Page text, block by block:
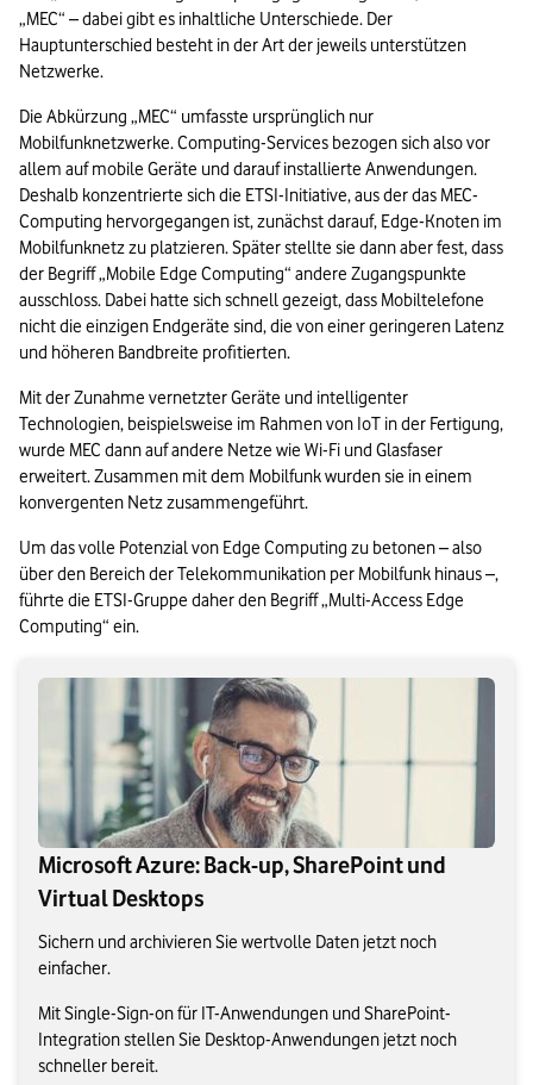
„MEC“ – dabei gibt es inhaltliche Unterschiede. Der
Hauptunterschied besteht in der Art der jeweils unterstützen
Netzwerke.
Die Abkürzung „MEC“ umfasste ursprünglich nur
Mobilfunknetzwerke. Computing-Services bezogen sich also vor
allem auf mobile Geräte und darauf installierte Anwendungen.
Deshalb konzentrierte sich die ETSI-Initiative, aus der das MEC-
Computing hervorgegangen ist, zunächst darauf, Edge-Knoten im
Mobilfunknetz zu platzieren. Später stellte sie dann aber fest, dass
der Begriff „Mobile Edge Computing“ andere Zugangspunkte
ausschloss. Dabei hatte sich schnell gezeigt, dass Mobiltelefone
nicht die einzigen Endgeräte sind, die von einer geringeren Latenz
und höheren Bandbreite profitierten.
Mit der Zunahme vernetzter Geräte und intelligenter
Technologien, beispielsweise im Rahmen von IoT in der Fertigung,
wurde MEC dann auf andere Netze wie Wi-Fi und Glasfaser
erweitert. Zusammen mit dem Mobilfunk wurden sie in einem
konvergenten Netz zusammengeführt.
Um das volle Potenzial von Edge Computing zu betonen – also
über den Bereich der Telekommunikation per Mobilfunk hinaus –,
führte die ETSI-Gruppe daher den Begriff „Multi-Access Edge
Computing“ ein.
Microsoft Azure: Back-up, SharePoint und
Virtual Desktops
Sichern und archivieren Sie wertvolle Daten jetzt noch
einfacher.
Mit Single-Sign-on für IT-Anwendungen und SharePoint-
Integration stellen Sie Desktop-Anwendungen jetzt noch
schneller bereit.